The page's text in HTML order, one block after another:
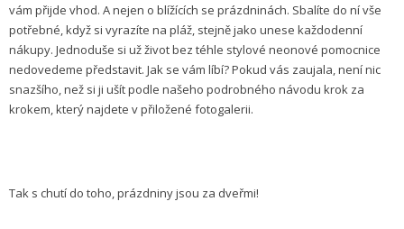
vám přijde vhod. A nejen o blížících se prázdninách. Sbalíte do ní vše
potřebné, když si vyrazíte na pláž, stejně jako unese každodenní
nákupy. Jednoduše si už život bez téhle stylové neonové pomocnice
nedovedeme představit. Jak se vám líbí? Pokud vás zaujala, není nic
snazšího, než si ji ušít podle našeho podrobného návodu krok za
krokem, který najdete v přiložené fotogalerii.
Tak s chutí do toho, prázdniny jsou za dveřmi!